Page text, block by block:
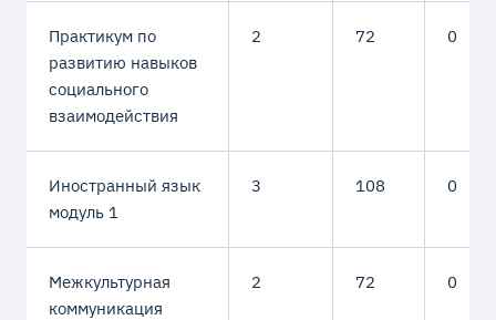
Практикум по
развитию навыков
социального
взаимодействия
2 72 0
Иностранный язык
модуль 1
3 108 0
Межкультурная
коммуникация
2 72 0